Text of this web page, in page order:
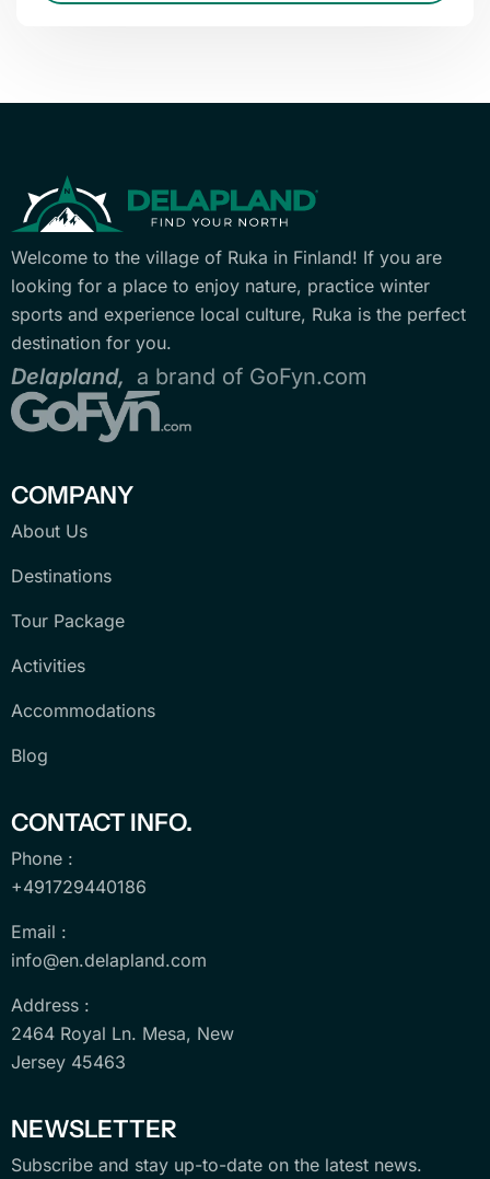
Welcome to the village of Ruka in Finland! If you are
looking for a place to enjoy nature, practice winter
sports and experience local culture, Ruka is the perfect
destination for you.
Delapland, a brand of GoFyn.com
COMPANY
About Us
Destinations
Tour Package
Activities
Accommodations
Blog
CONTACT INFO.
Phone :
+491729440186
Email :
info@en.delapland.com
Address :
2464 Royal Ln. Mesa, New
Jersey 45463
NEWSLETTER
Subscribe and stay up-to-date on the latest news.